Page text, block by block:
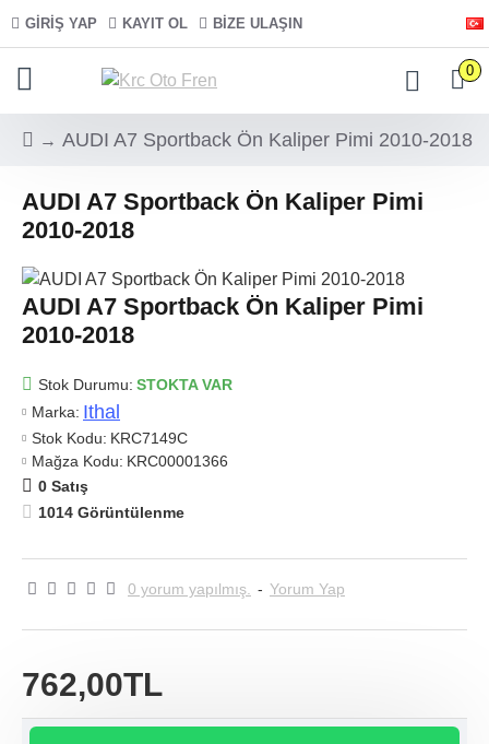
GIRIŞ YAP KAYIT OL BIZE ULAŞIN
0
AUDI A7 Sportback Ön Kaliper Pimi 2010-2018
AUDI A7 Sportback Ön Kaliper Pimi
2010-2018
AUDI A7 Sportback Ön Kaliper Pimi
2010-2018
Stok Durumu: STOKTA VAR
Marka: Ithal
Stok Kodu: KRC7149C
Mağza Kodu: KRC00001366
0 Satış
1014 Görüntülenme
0 yorum yapılmış. - Yorum Yap
762,00TL